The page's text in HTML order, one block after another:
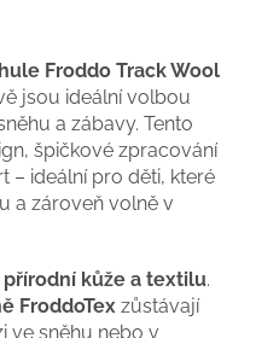
Froddo Track Wool
jsou ideální volbou
a zábavy. Tento
špičkové zpracování
– ideální pro děti, které
a zároveň volně v
kůže a textilu.
FroddoTex zůstávají
ve sněhu nebo v